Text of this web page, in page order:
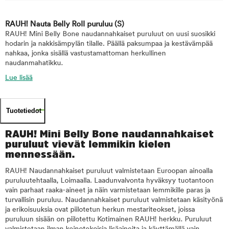
RAUH! Nauta Belly Roll puruluu (S)
RAUH! Mini Belly Bone naudannahkaiset puruluut on uusi suosikki
hodarin ja nakkisämpylän tilalle. Päällä paksumpaa ja kestävämpää
nahkaa, jonka sisällä vastustamattoman herkullinen
naudanmahatikku.
Lue lisää
Tuotetiedot
RAUH! Mini Belly Bone naudannahkaiset
puruluut vievät lemmikin kielen
mennessään.
RAUH! Naudannahkaiset puruluut valmistetaan Euroopan ainoalla
puruluutehtaalla, Loimaalla. Laadunvalvonta hyväksyy tuotantoon
vain parhaat raaka-aineet ja näin varmistetaan lemmikille paras ja
turvallisin puruluu. Naudannahkaiset puruluut valmistetaan käsityönä
ja erikoisuuksia ovat piilotetun herkun mestariteokset, joissa
puruluun sisään on piilotettu Kotimainen RAUH! herkku. Puruluut